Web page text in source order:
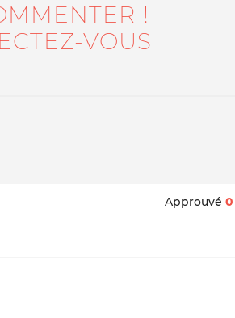
Qui sommes-nous ?
!
VOUS
Approuvé 0